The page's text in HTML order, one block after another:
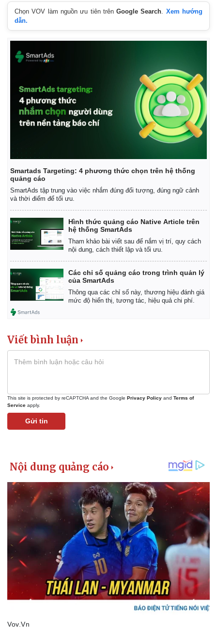
Kinh tế
Khởi nghiệp
Chọn VOV làm nguồn ưu tiên trênGoogle Search. Xem hướng
dẫn.
Smartads Targeting: 4 phương thức chọn trên hệ thống
quảng cáo
SmartAds tập trung vào việc nhắm đúng đối tượng, đúng ngữ cảnh
và thời điểm để tối ưu.
Hình thức quảng cáo Native Article trên
hệ thống SmartAds
Tham khảo bài viết sau để nắm vị trí, quy cách
nội dung, cách thiết lập và tối ưu.
Các chỉ số quảng cáo trong trình quản lý
của SmartAds
Thông qua các chỉ số này, thương hiệu đánh giá
mức độ hiển thị, tương tác, hiệu quả chi phí.
Viết bình luận
This site is protected by reCAPTCHA and the Google Privacy Policy and Terms of
Service apply.
Gửi tin